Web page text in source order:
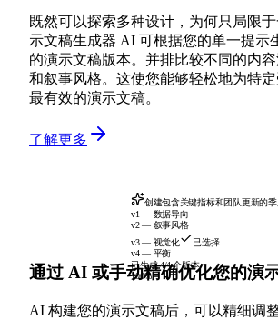
既然可以探索多种设计，为何只局限
示文稿生成器 AI 可根据您的单一提示
的演示文稿版本。并排比较不同的内
和叙事风格。这使您能够轻松地为特
最有效的演示文稿。
了解更多
创建包含关键指标和团队更新的季
v1 — 数据导向
v2 — 叙事风格
v3 — 视觉化 已选择
v4 — 平衡
已生成 4/4 个版本
100%
通过 AI 或手动精确优化您的演示
AI 构建您的演示文稿后，可以精细调